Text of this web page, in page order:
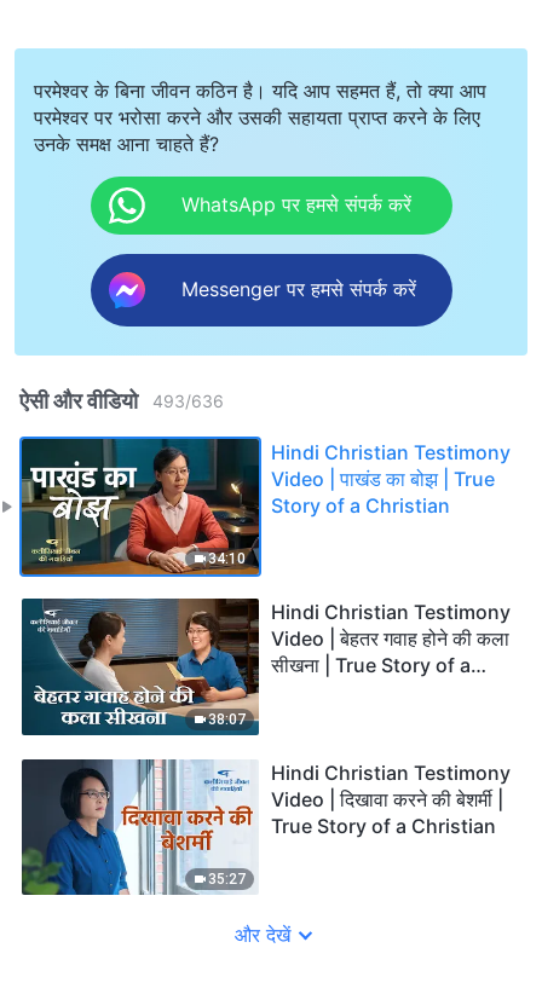
परमेश्वर के बिना जीवन कठिन है। यदि आप सहमत हैं, तो क्या आप
परमेश्वर पर भरोसा करने और उसकी सहायता प्राप्त करने के लिए
उनके समक्ष आना चाहते हैं?
WhatsApp पर हमसे संपर्क करें
Messenger पर हमसे संपर्क करें
ऐसी और वीडियो 493/636
34:10
Hindi Christian Testimony
Video | पाखंड का बोझ | True
Story of a Christian
38:07
Hindi Christian Testimony
Video | बेहतर गवाह होने की कला
सीखना | True Story of a
35:27
Hindi Christian Testimony
Video | दिखावा करने की बेशर्मी |
True Story of a Christian
और देखें